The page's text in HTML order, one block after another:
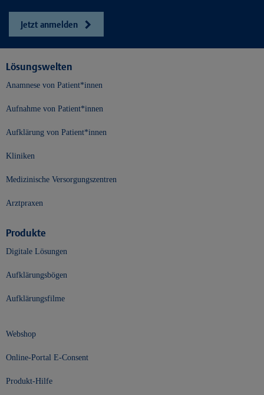
Jetzt anmelden
Lösungswelten
Anamnese von Patient*innen
Aufnahme von Patient*innen
Aufklärung von Patient*innen
Kliniken
Medizinische Versorgungszentren
Arztpraxen
Produkte
Digitale Lösungen
Aufklärungsbögen
Aufklärungsfilme
Webshop
Online-Portal E-Consent
Produkt-Hilfe